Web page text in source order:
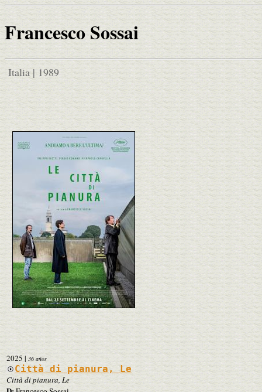
Francesco Sossai
Italia | 1989
2025 | 36 años
Città di pianura, Le
Città di pianura, Le